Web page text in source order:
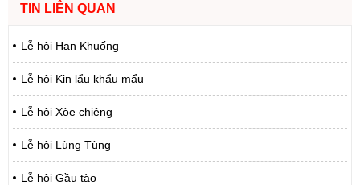
TIN LIÊN QUAN
Lễ hội Hạn Khuống
Lễ hội Kin lẩu khẩu mẩu
Lễ hội Xòe chiêng
Lễ hội Lùng Tùng
Lễ hội Gầu tào